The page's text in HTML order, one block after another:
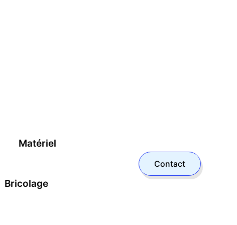
Matériel
Bricolage
Contact